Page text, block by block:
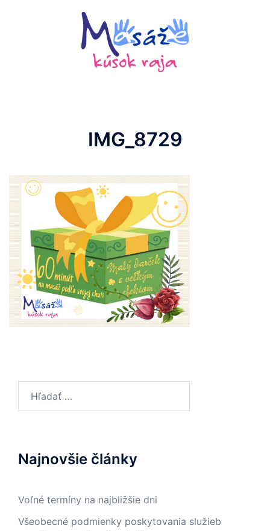
IMG_8729
Najnovšie články
Voľné termíny na najbližšie dni
Všeobecné podmienky poskytovania služieb